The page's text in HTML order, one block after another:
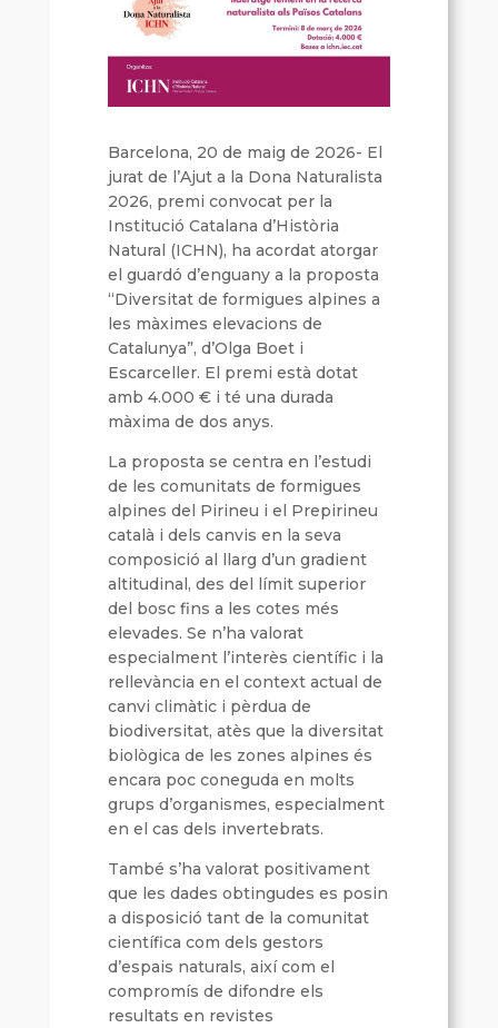
Barcelona, 20 de maig de 2026- El
jurat de l’Ajut a la Dona Naturalista
2026, premi convocat per la
Institució Catalana d’Història
Natural (ICHN), ha acordat atorgar
el guardó d’enguany a la proposta
“Diversitat de formigues alpines a
les màximes elevacions de
Catalunya”, d’Olga Boet i
Escarceller. El premi està dotat
amb 4.000 € i té una durada
màxima de dos anys.
La proposta se centra en l’estudi
de les comunitats de formigues
alpines del Pirineu i el Prepirineu
català i dels canvis en la seva
composició al llarg d’un gradient
altitudinal, des del límit superior
del bosc fins a les cotes més
elevades. Se n’ha valorat
especialment l’interès científic i la
rellevància en el context actual de
canvi climàtic i pèrdua de
biodiversitat, atès que la diversitat
biològica de les zones alpines és
encara poc coneguda en molts
grups d’organismes, especialment
en el cas dels invertebrats.
També s’ha valorat positivament
que les dades obtingudes es posin
a disposició tant de la comunitat
científica com dels gestors
d’espais naturals, així com el
compromís de difondre els
resultats en revistes